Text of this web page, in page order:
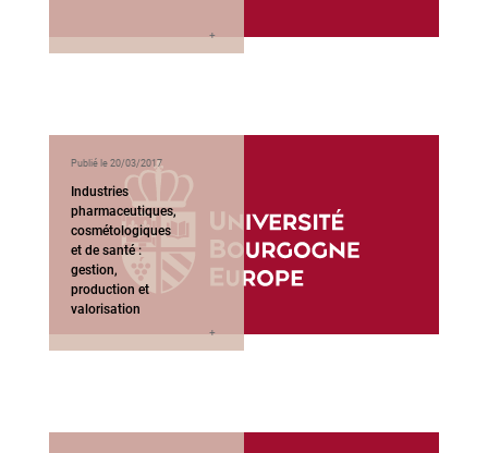
Publié le 20/03/2017
Industries
pharmaceutiques,
cosmétologiques
et de santé :
gestion,
production et
valorisation